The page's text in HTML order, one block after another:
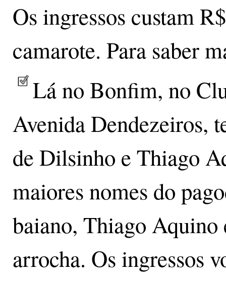
Os ingressos custam
camarote. Para saber
Lá no Bonfim, no
Avenida Dendezeiros,
de Dilsinho e Thiago
maiores nomes do
baiano, Thiago Aquino
arrocha. Os ingressos